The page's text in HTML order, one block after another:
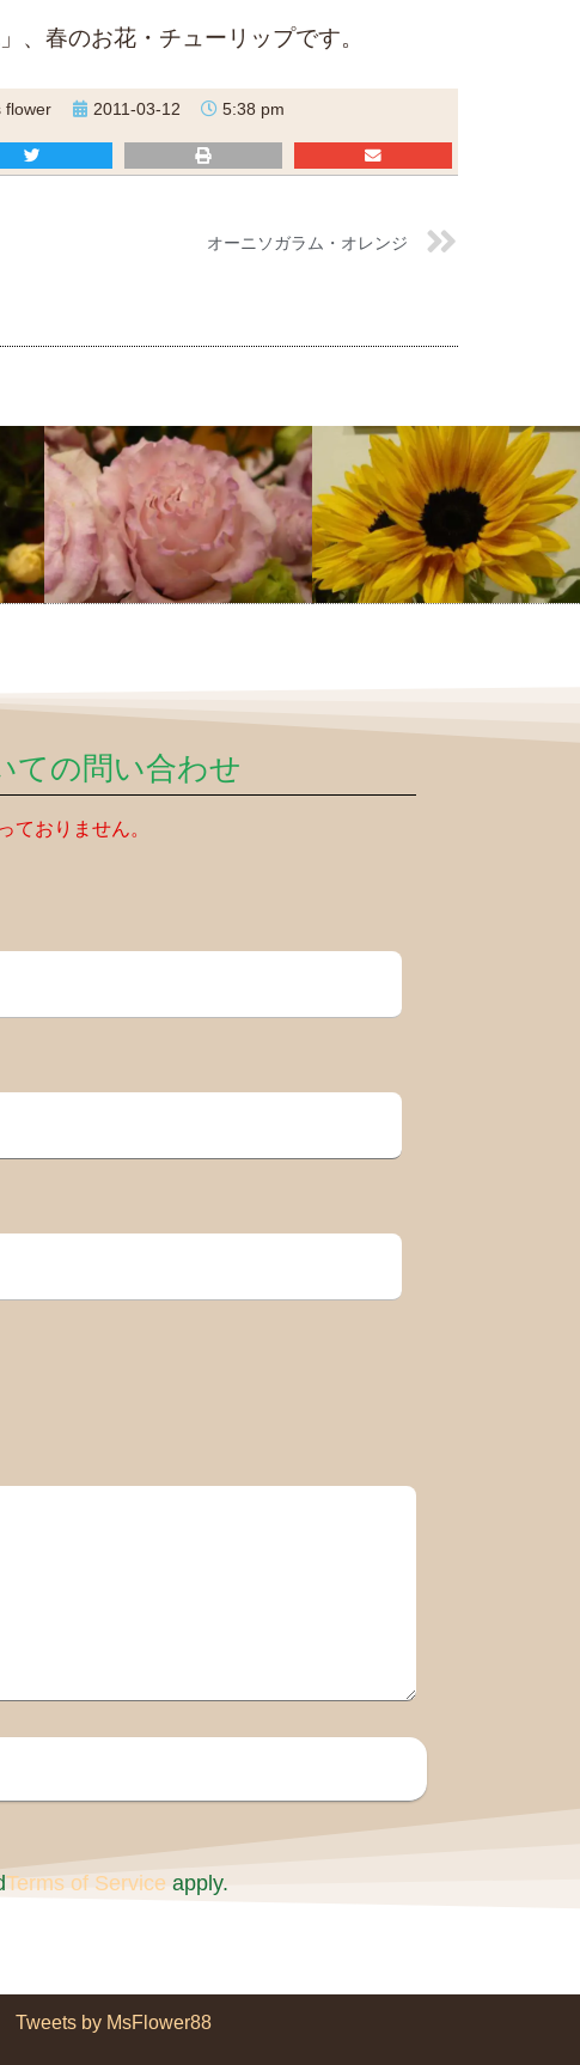
、春のお花・チューリップです。
flower 2011-03-12 5:38 pm
オーニソガラム・オレンジ
ての問い合わせ
おりません。
Terms of Service apply.
Tweets by MsFlower88